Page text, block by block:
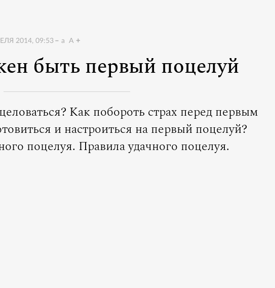
2014, 09:53 a A
быть первый поцелуй
Как побороть страх перед первым
и настроиться на первый поцелуй?
поцелуя. Правила удачного поцелуя.